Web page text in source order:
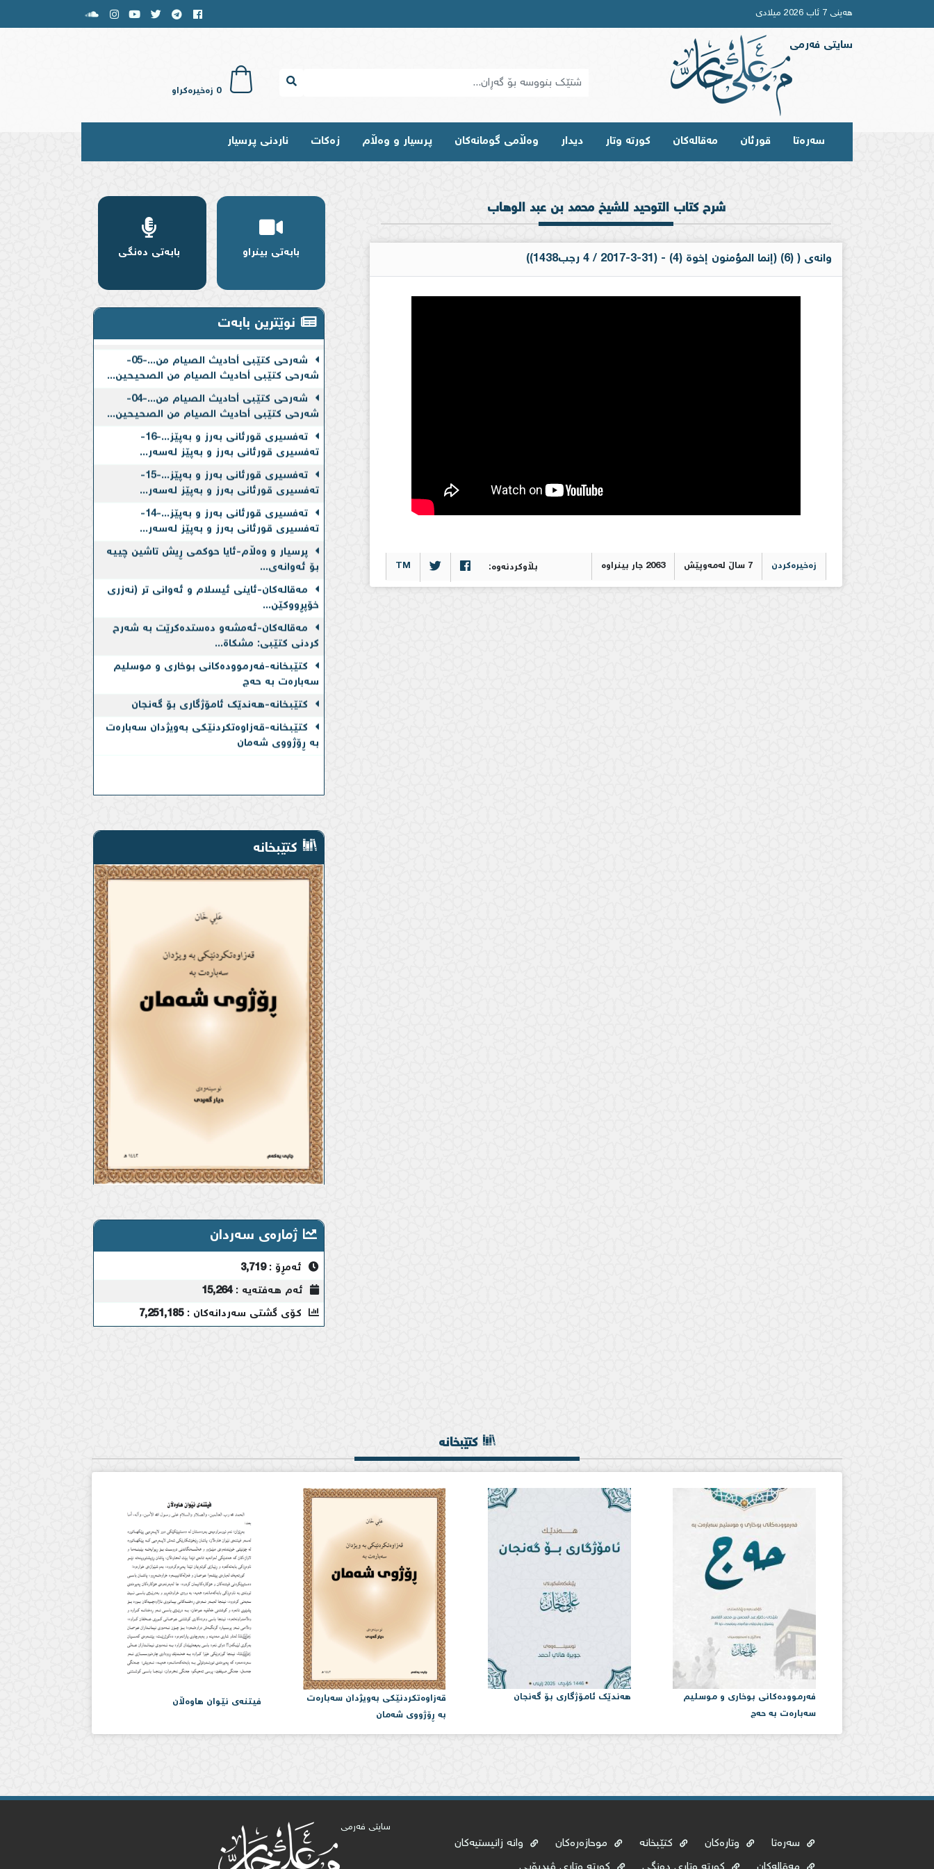
هەینی 7 ئاب 2026 میلادی
سایتی فەرمی
0 زەخیرەکراو
سەرەتا قورئان مەقالەکان کورتە وتار دیدار وه‌ڵامی گومانه‌كان پرسیار و وەڵام زەکات ناردنی پرسیار
شرح كتاب التوحيد للشیخ محمد بن عبد الوهاب
وانەی ( (6) (إنما المؤمنون إخوة (4) - (31-3-2017 / 4 رجب1438))
زەخیرەکردن 7 ساڵ لەمەوپێش 2063 جار بینراوە بڵاوکردنەوە: TM
بابەتی بینراو بابەتی دەنگی
نوێترین بابەت
شەرحی کتێبی أحادیث الصیام من...-06-
شەرحی کتێبی أحادیث الصیام من الصحیحین...
شەرحی کتێبی أحادیث الصیام من الصحیحین...
شەرحی کتێبی أحادیث الصیام من الصحیحین...
تەفسیری قورئانی بەرز و بەپێز لەسەر...
تەفسیری قورئانی بەرز و بەپێز لەسەر...
تەفسیری قورئانی بەرز و بەپێز لەسەر...
بۆ ئه‌وانه‌ی...
خۆپڕووكێن...
مەقالەکان-ئه‌مشه‌و ده‌ستده‌كرێت به‌ شەرح
کردنی کتێبی: مشکاة...
سەبارەت بە حەج
بە ڕۆژووی شەمان
کتێبخانە
ژمارەی سەردان
ئەمڕۆ :3,719
ئەم هەفتەیە :15,264
کۆی گشتی سەردانەکان :7,251,185
کتێبخانە
فەرموودەكانی بوخاری و موسلیم
سەبارەت بە حەج
هەندێک ئامۆژگاری بۆ گەنجان
قەزاوەتكردنێكی بەویژدان سەبارەت
بە ڕۆژووی شەمان
فیتنەی نێوان هاوەڵان
سەرەتا وتارەکان کتێبخانە موحازەرەکان
وانە زانیستیەکان
سایتی فەرمی